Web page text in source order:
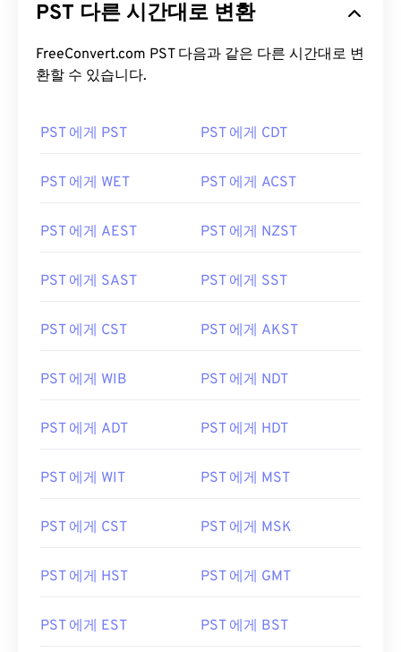
PST 다른 시간대로 변환
FreeConvert.com PST 다음과 같은 다른 시간대로 변
환할 수 있습니다.
PST 에게 PST PST 에게 CDT
PST 에게 WET PST 에게 ACST
PST 에게 AEST PST 에게 NZST
PST 에게 SAST PST 에게 SST
PST 에게 CST PST 에게 AKST
PST 에게 WIB PST 에게 NDT
PST 에게 ADT PST 에게 HDT
PST 에게 WIT PST 에게 MST
PST 에게 CST PST 에게 MSK
PST 에게 HST PST 에게 GMT
PST 에게 EST PST 에게 BST